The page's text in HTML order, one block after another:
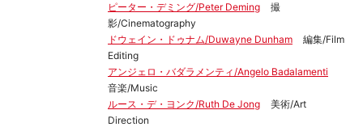
ピーター・デミング/Peter Deming
撮
影/Cinematography
ドウェイン・ドゥナム/Duwayne Dunham
編集/Film
Editing
アンジェロ・バダラメンティ/Angelo Badalamenti
音楽/Music
ルース・デ・ヨンク/Ruth De Jong
美術/Art
Direction